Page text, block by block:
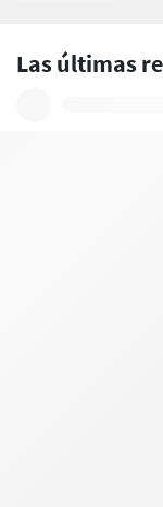
Las últimas